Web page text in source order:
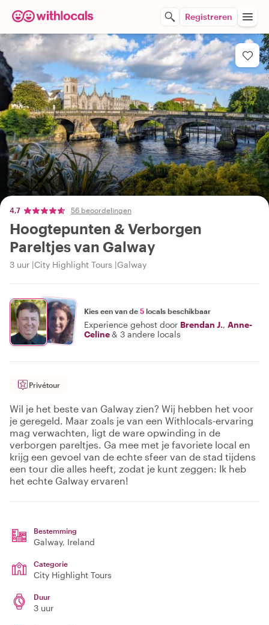
Registreren
4,7 56 beoordelingen
Hoogtepunten & Verborgen
Pareltjes van Galway
3 uur City Highlight Tours Galway
Kies een van de 5 locals beschikbaar
Experience gehost door Brendan J., Anne-
Celine& 3 andere locals
Privétour
Wil je het beste van Galway zien? Wij hebben het voor
je geregeld. Maar zoals je van een Withlocals-ervaring
mag verwachten, ligt de ware opwinding in de
verborgen pareltjes. Ga mee met je favoriete local en
krijg een gevoel van de echte sfeer van de stad tijdens
een tour die alles heeft, zodat je kunt zeggen: Ik heb
het echte Galway ervaren!
Bestemming
Galway, Ireland
Categorie
City Highlight Tours
Duur
3 uur